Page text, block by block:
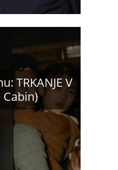
TRKANJE V
Cabin)